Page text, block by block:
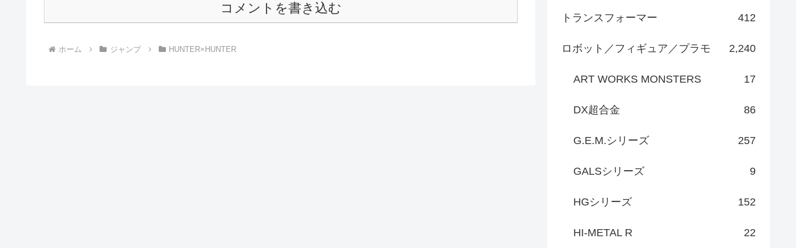
コメントを書き込む
ホーム ジャンプ HUNTER×HUNTER
トランスフォーマー 412
ロボット／フィギュア／プラモ 2,240
ART WORKS MONSTERS 17
DX超合金 86
G.E.M.シリーズ 257
GALSシリーズ 9
HGシリーズ 152
HI-METAL R 22